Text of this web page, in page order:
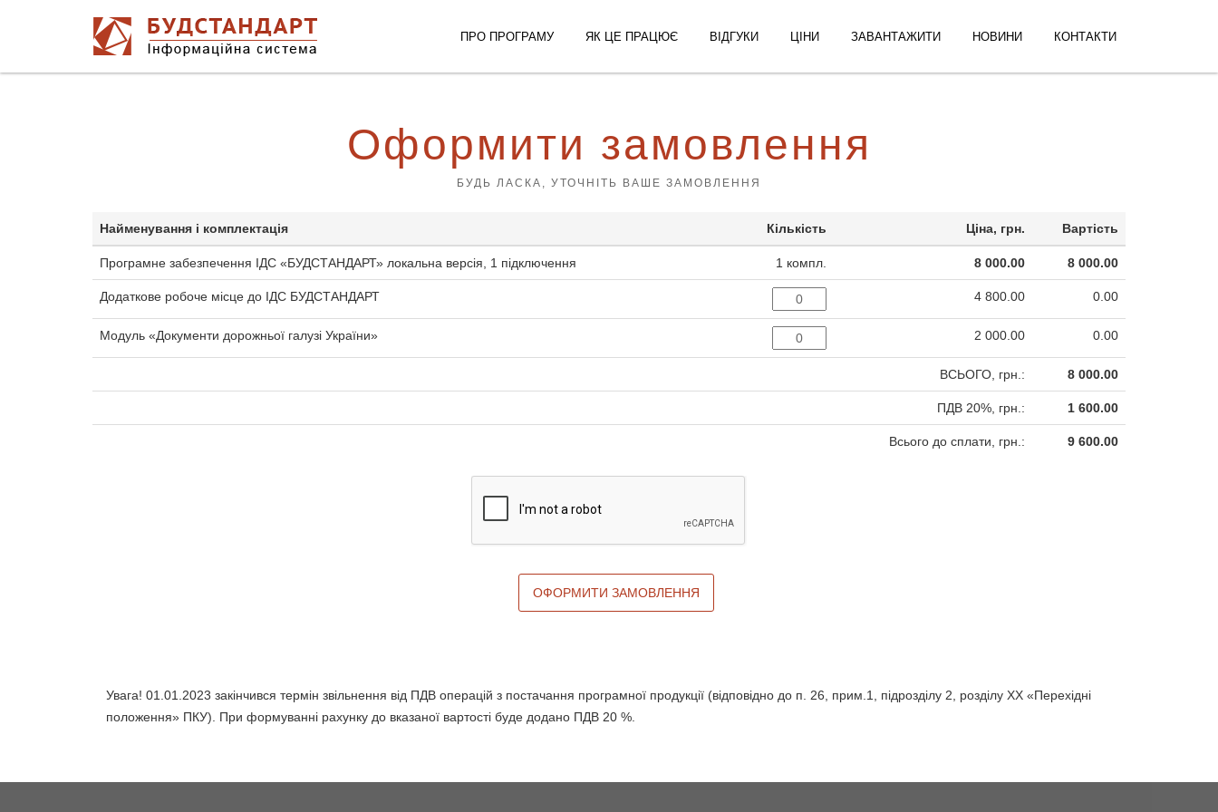
ПРО ПРОГРАМУ ЯК ЦЕ ПРАЦЮЄ ВІДГУКИ ЦІНИ ЗАВАНТАЖИТИ НОВИНИ КОНТАКТИ
Оформити замовлення
БУДЬ ЛАСКА, УТОЧНІТЬ ВАШЕ ЗАМОВЛЕННЯ
Найменування і комплектація Кількість Ціна, грн. Вартість
Програмне забезпечення ІДС «БУДСТАНДАРТ» локальна версія, 1 підключення 1 компл. 8 000.00 8 000.00
Додаткове робоче місце до ІДС БУДСТАНДАРТ 4 800.00 0.00
Модуль «Документи дорожньої галузі України» 2 000.00 0.00
ВСЬОГО, грн.: 8 000.00
ПДВ 20%, грн.: 1 600.00
Всього до сплати, грн.: 9 600.00
ОФОРМИТИ ЗАМОВЛЕННЯ
Увага! 01.01.2023 закінчився термін звільнення від ПДВ операцій з постачання програмної продукції (відповідно до п. 26, прим.1, підрозділу 2, розділу ХХ «Перехідні
положення» ПКУ). При формуванні рахунку до вказаної вартості буде додано ПДВ 20 %.